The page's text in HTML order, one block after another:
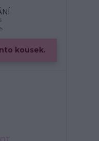
kousek.